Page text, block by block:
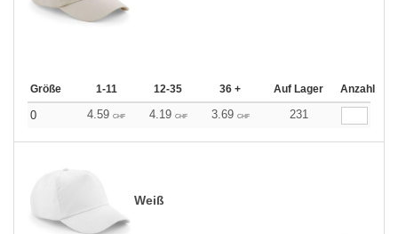
Größe 1-11 12-35 36 + Auf Lager Anzahl
0 4.59 CHF 4.19 CHF 3.69 CHF 231
Weiß